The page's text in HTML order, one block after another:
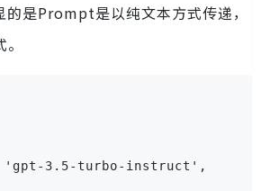
的是Prompt是以纯文本方式传递，
3.5-turbo-instruct',